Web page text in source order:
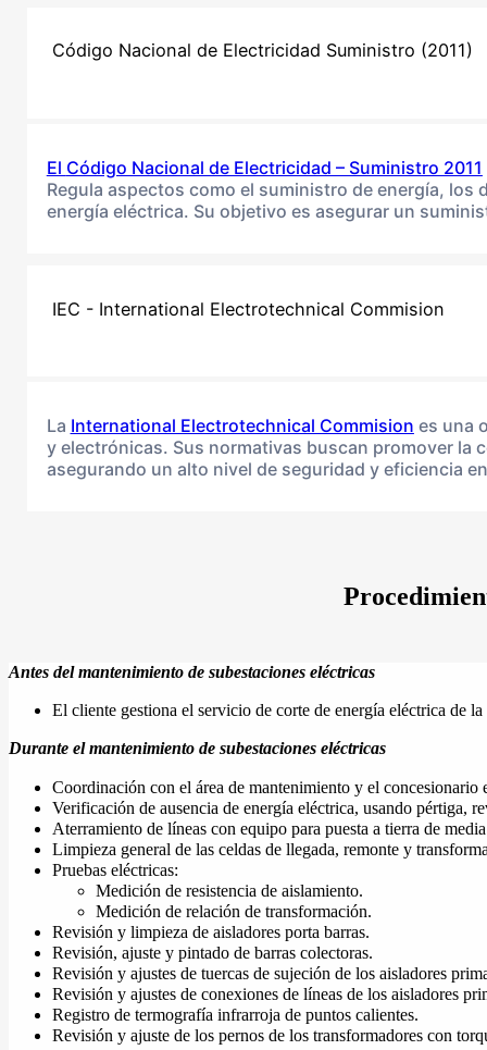
Código Nacional de Electricidad Suministro (2011)
El Código Nacional de Electricidad – Suministro 2011
Regula aspectos como el suministro de energía,
energía eléctrica. Su objetivo es asegurar un
IEC - International Electrotechnical Commision
La International Electrotechnical Commision es una
y electrónicas. Sus normativas buscan promover la
asegurando un alto nivel de seguridad y eficiencia
Antes del mantenimiento de subestaciones eléctricas
El cliente gestiona el servicio de corte de energía eléctrica de
Durante el mantenimiento de subestaciones eléctricas
Coordinación con el área de mantenimiento y el concesionario
Verificación de ausencia de energía eléctrica, usando pértiga,
Aterramiento de líneas con equipo para puesta a tierra de
Limpieza general de las celdas de llegada, remonte y
Pruebas eléctricas:
Medición de resistencia de aislamiento.
Medición de relación de transformación.
Revisión y limpieza de aisladores porta barras.
Revisión, ajuste y pintado de barras colectoras.
Revisión y ajustes de tuercas de sujeción de los aisladores
Revisión y ajustes de conexiones de líneas de los aisladores
Registro de termografía infrarroja de puntos calientes.
Revisión y ajuste de los pernos de los transformadores con